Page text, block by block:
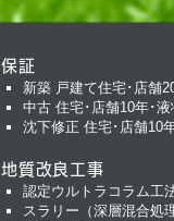
保証
新築 戸建て住宅･店舗
中古 住宅･店舗10年･液
沈下修正 住宅･店舗10
地質改良工事
認定ウルトラコラム工
スラリー（深層混合処